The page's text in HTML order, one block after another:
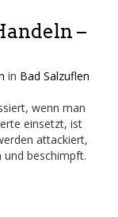
–
in Bad Salzuflen
wenn man
einsetzt, ist
attackiert,
beschimpft.